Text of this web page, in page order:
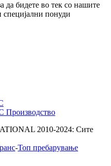
да бидете во тек со нашите
понуди
Производство
2010-2024: Сите
-Топ пребарување